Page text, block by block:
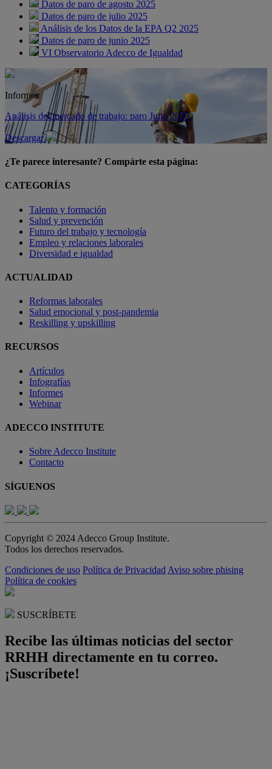
Datos de paro de agosto 2025
Datos de paro de julio 2025
Análisis de los Datos de la EPA Q2 2025
Datos de paro de junio 2025
VI Observatorio Adecco de Igualdad
Informes
Análisis del mercado de trabajo: paro Julio 2026
Descargar
¿Te parece interesante? Compárte esta página:
CATEGORÍAS
Talento y formación
Salud y prevención
Futuro del trabajo y tecnología
Empleo y relaciones laborales
Diversidad e igualdad
ACTUALIDAD
Reformas laborales
Salud emocional y post-pandemia
Reskilling y upskilling
RECURSOS
Artículos
Infografías
Informes
Webinar
ADECCO INSTITUTE
Sobre Adecco Institute
Contacto
SÍGUENOS
Copyright © 2024 Adecco Group Institute.
Todos los derechos reservados.
Condiciones de uso Política de Privacidad Aviso sobre phising
Política de cookies
SUSCRÍBETE
Recibe las últimas noticias del sector
RRHH directamente en tu correo.
¡Suscríbete!